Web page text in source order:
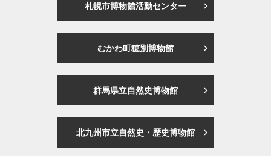
札幌市博物館活動センター
むかわ町穂別博物館
群馬県立自然史博物館
北九州市立自然史・歴史博物館